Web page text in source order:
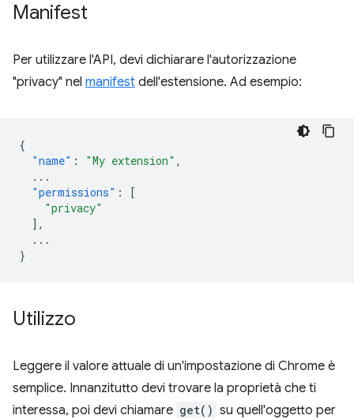
Manifest
Per utilizzare l'API, devi dichiarare l'autorizzazione
"privacy" nel manifest dell'estensione. Ad esempio:
{
"name" : "My extension" ,
...
"permissions" :
[
"privacy"
],
...
}
Utilizzo
Leggere il valore attuale di un'impostazione di Chrome è
semplice. Innanzitutto devi trovare la proprietà che ti
interessa, poi devi chiamare get() su quell'oggetto per